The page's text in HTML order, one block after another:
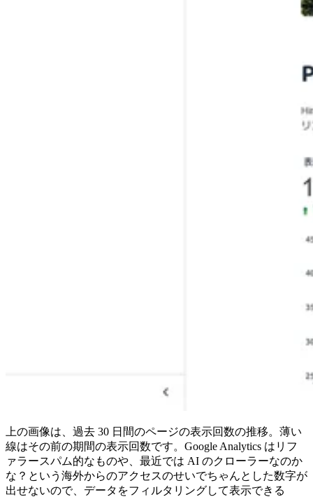
上の画像は、過去 30 日間のページの表示回数の推移。薄い
線はその前の期間の表示回数です。Google Analytics はリフ
ァラースパム的なものや、最近では AI のクローラーなのか
な？という海外からのアクセスのせいでちゃんとした数字が
出せないので、データをフィルタリングして表示できる